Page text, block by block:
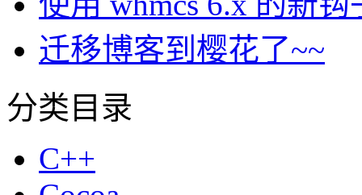
迁移博客到樱花了~~
分类目录
C++